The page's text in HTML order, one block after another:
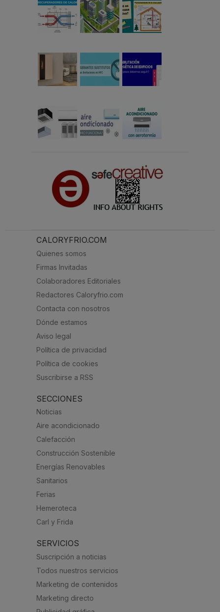
CALORYFRIO.COM
Quienes somos
Firmas Invitadas
Colaboradores Editoriales
Redactores Caloryfrio.com
Contacta con nosotros
Dónde estamos
Aviso legal
Política de privacidad
Política de cookies
Suscribirse a RSS
SECCIONES
Noticias
Aire acondicionado
Calefacción
Construcción Sostenible
Energías Renovables
Sanitarios
Ferias
Hemeroteca
Carl y Frida
SERVICIOS
Suscripción a noticias
Todos nuestros servicios
Marketing de contenidos
Marketing directo